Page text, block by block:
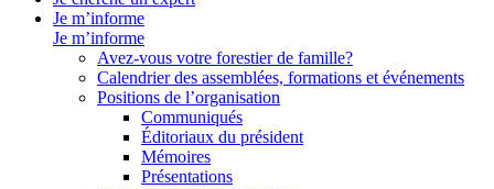
Je m’informe
Je m’informe
Avez-vous votre forestier de famille?
Calendrier des assemblées, formations et événements
Positions de l’organisation
Communiqués
Éditoriaux du président
Mémoires
Présentations